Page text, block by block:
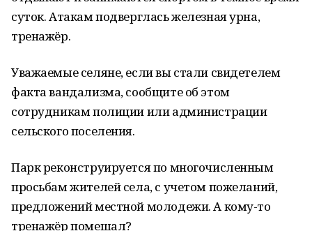
суток. Атакам подверглась железная урна,
тренажёр.
Уважаемые селяне, если вы стали свидетелем
факта вандализма, сообщите об этом
сотрудникам полиции или администрации
сельского поселения.
Парк реконструируется по многочисленным
просьбам жителей села, с учетом пожеланий,
предложений местной молодежи. А кому-то
тренажёр помешал?